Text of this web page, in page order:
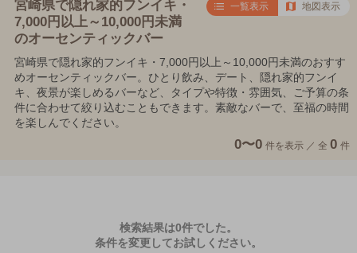
宮崎県で隠れ家的フンイキ・
7,000円以上～10,000円未満
のオーセンティックバー
一覧表示 地図表示
宮崎県で隠れ家的フンイキ・7,000円以上～10,000円未満のおすす
めオーセンティックバー。ひとり飲み、デート、隠れ家的フンイ
キ、夜景が楽しめるバーなど、タイプや特徴・雰囲気、ご予算の条
件に合わせて絞り込むこともできます。素敵なバーで、至福の時間
を楽しんでください。
0〜0 件を表示 ／ 全 0 件
検索結果は0件でした。
条件を変更してお試しください。